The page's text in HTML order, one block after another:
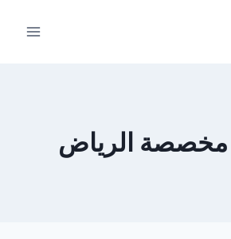
مخصصة الرياض